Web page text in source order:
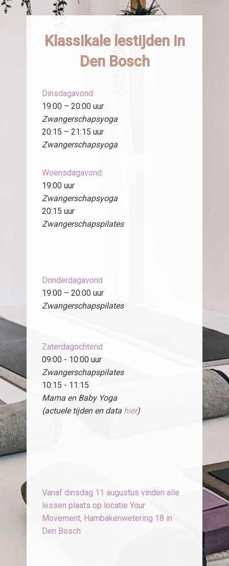
Klassikale lestijden in
Den Bosch
Dinsdagavond
19:00 – 20:00 uur
Zwangerschapsyoga
20:15 – 21:15 uur
Zwangerschapsyoga
Woensdagavond:
19:00 uur
Zwangerschapsyoga
20:15 uur
Zwangerschapspilates
Donderdagavond
19:00 – 20:00 uur
Zwangerschapspilates
Zaterdagochtend
09:00 - 10:00 uur
Zwangerschapspilates
10:15 - 11:15
Mama en Baby Yoga
(actuele tijden en data hier)
Vanaf dinsdag 11 augustus vinden alle
lessen plaats op locatie Your
Movement, Hambakenwetering 18 in
Den Bosch